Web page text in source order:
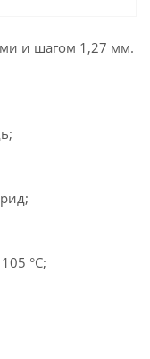
и шагом 1,27 мм.
°C;